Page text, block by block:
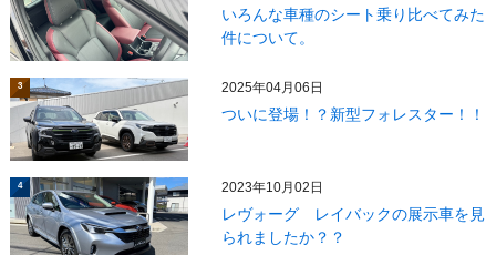
いろんな車種のシート乗り比べてみた
件について。
3 2025年04月06日
ついに登場！？新型フォレスター！！
4 2023年10月02日
レヴォーグ レイバックの展示車を見
られましたか？？